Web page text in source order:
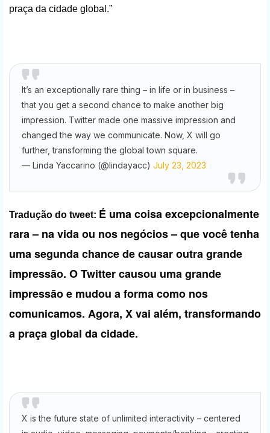
praça da cidade global.”
It’s an exceptionally rare thing – in life or in business –
that you get a second chance to make another big
impression. Twitter made one massive impression and
changed the way we communicate. Now, X will go
further, transforming the global town square.
— Linda Yaccarino (@lindayacc) July 23, 2023
Tradução do tweet: É uma coisa excepcionalmente
rara – na vida ou nos negócios – que você tenha
uma segunda chance de causar outra grande
impressão. O Twitter causou uma grande
impressão e mudou a forma como nos
comunicamos. Agora, X vai além, transformando
a praça global da cidade.
X is the future state of unlimited interactivity – centered